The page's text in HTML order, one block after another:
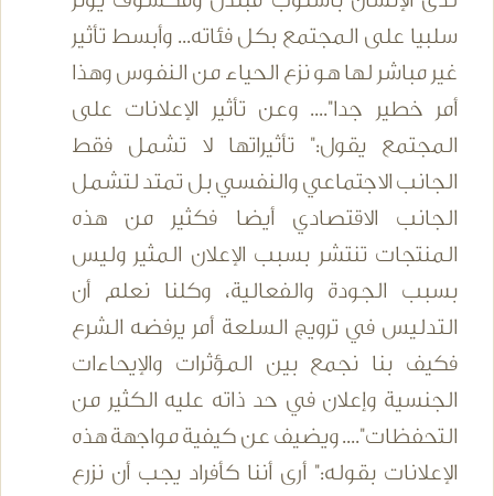
سلبيا على المجتمع بكل فئاته... وأبسط تأثير
غير مباشر لها هو نزع الحياء من النفوس وهذا
أمر خطير جدا".... وعن تأثير الإعلانات على
المجتمع يقول:" تأثيراتها لا تشمل فقط
الجانب الاجتماعي والنفسي بل تمتد لتشمل
الجانب الاقتصادي أيضا فكثير من هذه
المنتجات تنتشر بسبب الإعلان المثير وليس
بسبب الجودة والفعالية، وكلنا نعلم أن
التدليس في ترويج السلعة أمر يرفضه الشرع
فكيف بنا نجمع بين المؤثرات والإيحاءات
الجنسية وإعلان في حد ذاته عليه الكثير من
التحفظات".... ويضيف عن كيفية مواجهة هذه
الإعلانات بقوله:" أرى أننا كأفراد يجب أن نزرع